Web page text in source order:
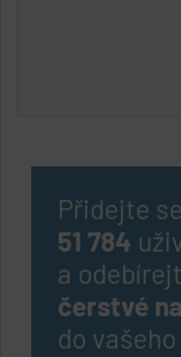
Přidejte
51 784
a
čerstvé
do